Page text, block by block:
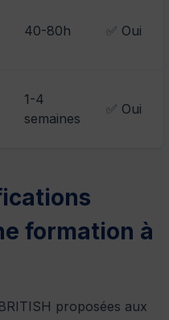
40-80h ✅ Oui
1-4
semaines
✅ Oui
formation à
proposées aux